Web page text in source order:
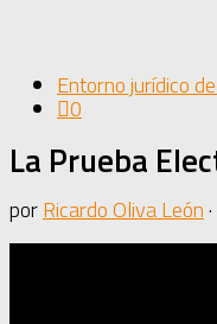
Entorno jurídico
0
La Prueba
porRicardo Oliva León